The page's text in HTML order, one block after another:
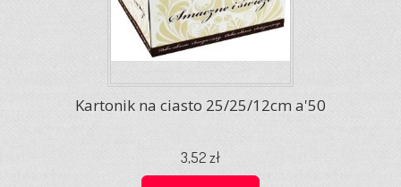
Kartonik na ciasto 25/25/12cm a'50
3,52 zł